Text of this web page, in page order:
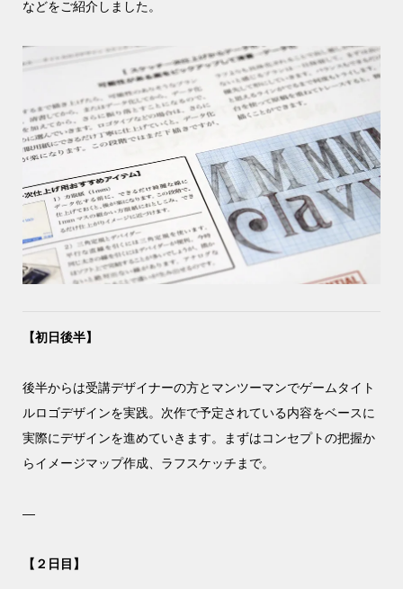
などをご紹介しました。
【初日後半】
後半からは受講デザイナーの方とマンツーマンでゲームタイト
ルロゴデザインを実践。次作で予定されている内容をベースに
実際にデザインを進めていきます。まずはコンセプトの把握か
らイメージマップ作成、ラフスケッチまで。
—
【２日目】